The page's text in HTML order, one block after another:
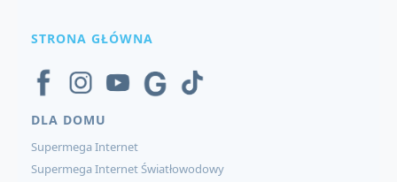
STRONA GŁÓWNA
DLA DOMU
Supermega Internet
Supermega Internet Światłowodowy